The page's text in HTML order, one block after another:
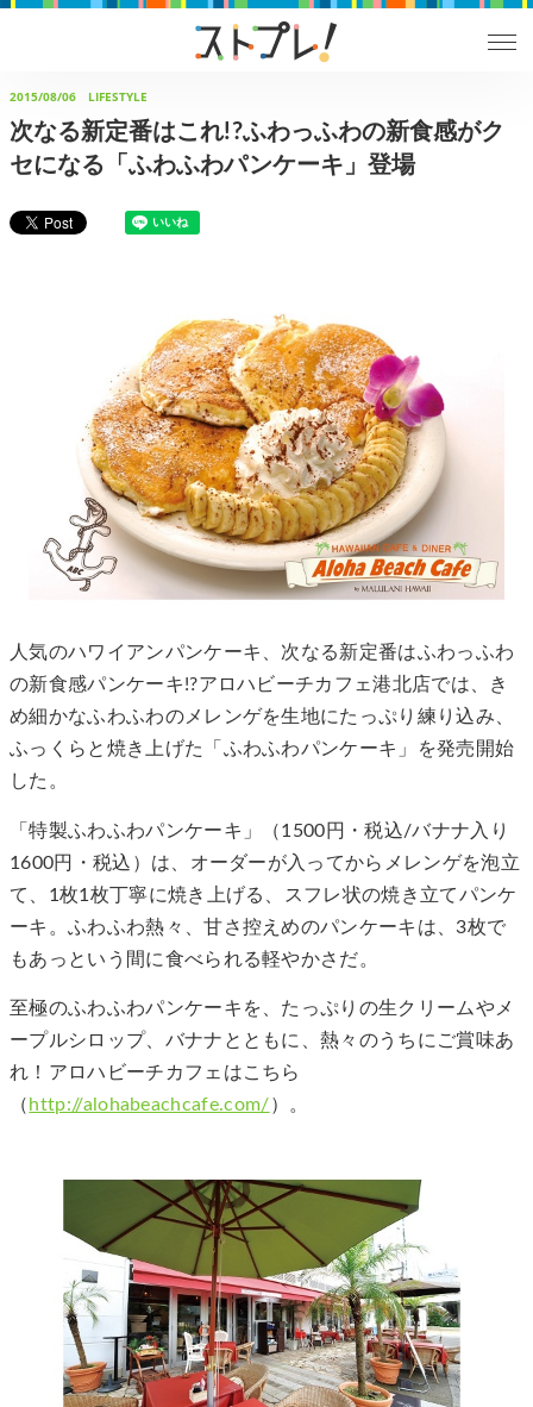
2015/08/06 LIFESTYLE
次なる新定番はこれ!?ふわっふわの新食感がク
セになる「ふわふわパンケーキ」登場
人気のハワイアンパンケーキ、次なる新定番はふわっふわ
の新食感パンケーキ!?アロハビーチカフェ港北店では、き
め細かなふわふわのメレンゲを生地にたっぷり練り込み、
ふっくらと焼き上げた「ふわふわパンケーキ」を発売開始
した。
「特製ふわふわパンケーキ」（1500円・税込/バナナ入り
1600円・税込）は、オーダーが入ってからメレンゲを泡立
て、1枚1枚丁寧に焼き上げる、スフレ状の焼き立てパンケ
ーキ。ふわふわ熱々、甘さ控えめのパンケーキは、3枚で
もあっという間に食べられる軽やかさだ。
至極のふわふわパンケーキを、たっぷりの生クリームやメ
ープルシロップ、バナナとともに、熱々のうちにご賞味あ
れ！アロハビーチカフェはこちら
（ http://alohabeachcafe.com/）。